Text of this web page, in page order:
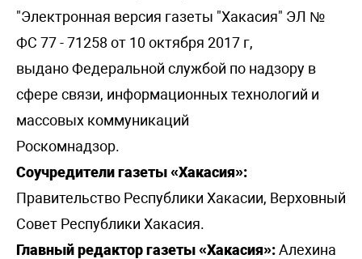
"Электронная версия газеты "Хакасия" ЭЛ №
ФС 77 - 71258 от 10 октября 2017 г,
выдано Федеральной службой по надзору в
сфере связи, информационных технологий и
массовых коммуникаций
Роскомнадзор.
Соучредители газеты «Хакасия»:
Правительство Республики Хакасии, Верховный
Совет Республики Хакасия.
Главный редактор газеты «Хакасия»:Алехина